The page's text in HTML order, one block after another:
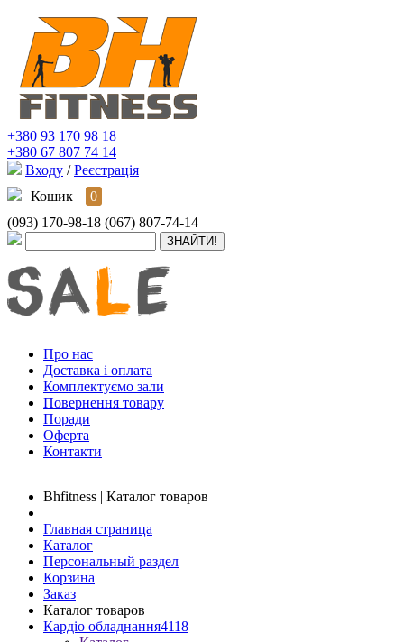
+380 93 170 98 18
+380 67 807 74 14
Входу / Реєстрація
Кошик
0
(093) 170-98-18 (067) 807-74-14
Про нас
Доставка і оплата
Комплектуємо зали
Повернення товару
Поради
Оферта
Контакти
Bhfitness | Каталог товаров
Главная страница
Каталог
Персональный раздел
Корзина
Заказ
Каталог товаров
Кардіо обладнання4118